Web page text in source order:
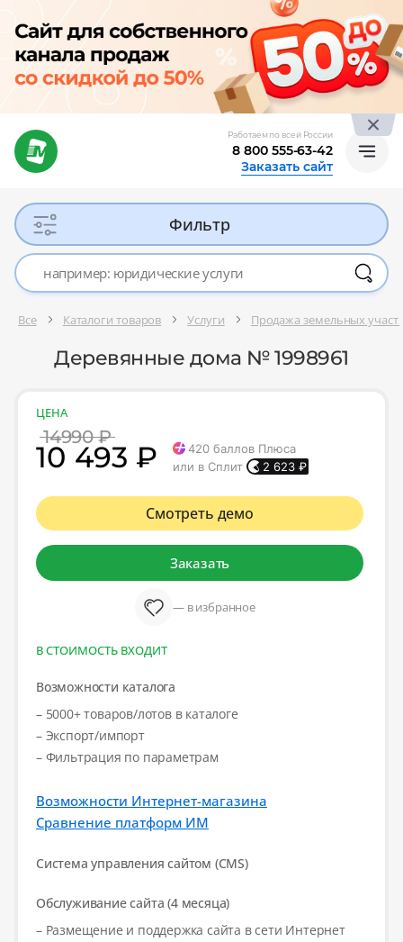
Работаем по всей России
8 800 555-63-42
Заказать сайт
Фильтр
Все Каталоги товаров Услуги Продажа земельных
Деревянные дома № 1998961
ЦЕНА
14990 ₽
10 493 ₽ 420баллов Плюса
или в Сплит
2 623₽
Смотреть демо
Заказать
— в избранное
В СТОИМОСТЬ ВХОДИТ
Возможности каталога
– 5000+ товаров/лотов в каталоге
– Экспорт/импорт
– Фильтрация по параметрам
Возможности Интернет-магазина
Сравнение платформ ИМ
Система управления сайтом (CMS)
Обслуживание сайта (4 месяца)
– Размещение и поддержка сайта в сети Интернет